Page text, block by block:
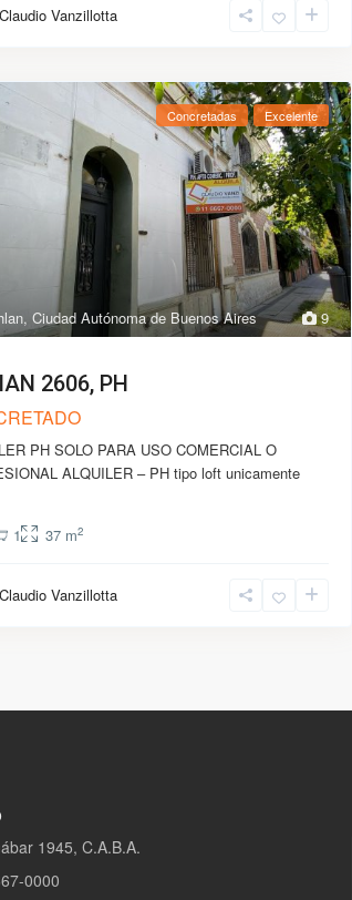
Claudio Vanzillotta
9
, Ciudad Autónoma de Buenos Aires
Concretadas Excelente
2606, PH
PH SOLO PARA USO COMERCIAL O
ALQUILER – PH tipo loft unicamente
1 37 m2
Claudio Vanzillotta
1945, C.A.B.A.
0000